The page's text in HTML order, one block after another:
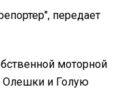
передает
моторной
Олешки и Голую